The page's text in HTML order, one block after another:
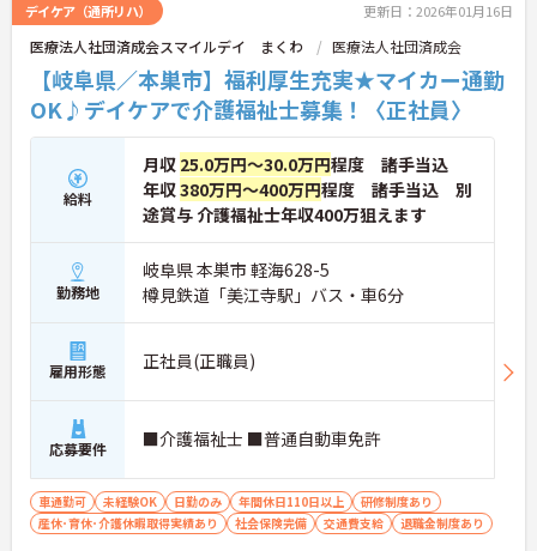
デイケア（通所リハ） 更新日：2026年01月16日
医療法人社団済成会スマイルデイ まくわ 医療法人社団済成会
【岐阜県／本巣市】福利厚生充実★マイカー通勤
OK♪デイケアで介護福祉士募集！〈正社員〉
給料
月収 25.0万円～30.0万円程度 諸手当込
年収380万円～400万円程度 諸手当込 別
途賞与 介護福祉士年収400万狙えます
勤務地
岐阜県 本巣市 軽海628-5
樽見鉄道「美江寺駅」バス・車6分
雇用形態 正社員(正職員)
応募要件 ■介護福祉士 ■普通自動車免許
車通勤可 未経験OK 日勤のみ 年間休日110日以上
研修制度あり
産休･育休･介護休暇取得実績あり
社会保険完備 交通費支給 退職金制度あり